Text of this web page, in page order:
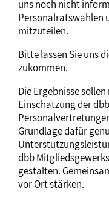
uns noch nicht
Personalratswahlen
mitzuteilen.
Bitte lassen Sie uns
zukommen.
Die Ergebnisse
Einschätzung der
Grundlage dafür
dbb
gestalten.
vor Ort stärken.